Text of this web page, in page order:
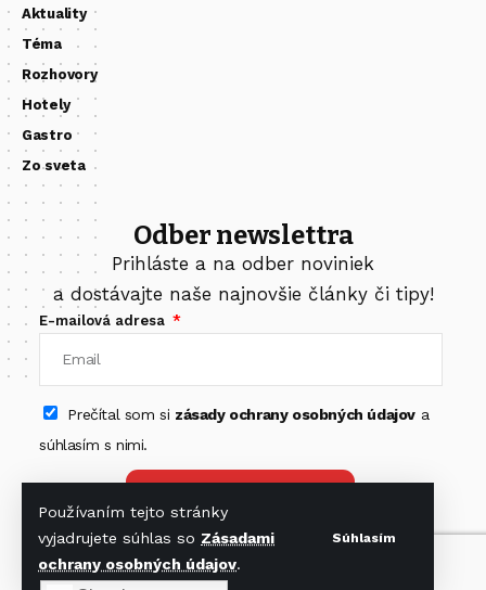
Používaním tejto stránky
vyjadrujete súhlas so Zásadami
ochrany osobných údajov.
Súhlasím
Aktuality
Téma
Rozhovory
Hotely
Gastro
Zo sveta
Odber newslettra
Prihláste a na odber noviniek
a dostávajte naše najnovšie články či tipy!
E-mailová adresa
Prečítal som si zásady ochrany osobných údajova
súhlasím s nimi.